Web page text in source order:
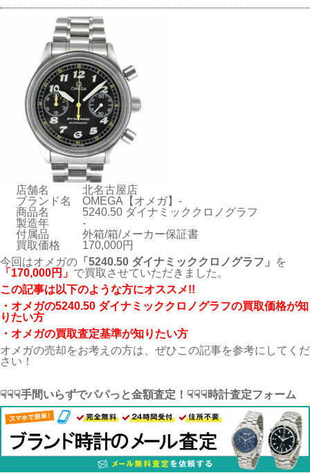
店舗名
北名古屋店
ブランド名
OMEGA【オメガ】-
商品名
5240.50 ダイナミッククロノグラフ
製造年
-
付属品
外箱/箱/メーカー保証書
買取価格
170,000円
今回はオメガの 「 5240.50 ダイナミッククロノグラフ 」
を
「170,000円」 で買取させていただきました。
この記事は以下のような方にオススメ!!
・オメガの5240.50 ダイナミッククロノグラフの買取価格が知
りたい方
・オメガの買取査定基準が知りたい方
オメガの売却をお考えの方は、ぜひこの記事を参考にしてくだ
さい！
☟☟☟手間いらずでパパっと金額査定！☟☟☟時計査定フォーム